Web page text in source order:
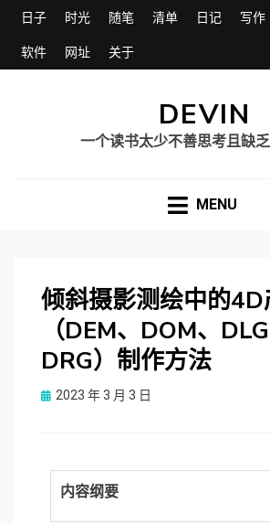
日子 时光 随笔 清单 日记 写作
软件 网址 关于
DEVIN
一个读书太少不善思考且缺
MENU
倾斜摄影测绘中的4D
（DEM、DOM、DLG
DRG）制作方法
Posted
2023 年 3 月 3 日
内容纲要